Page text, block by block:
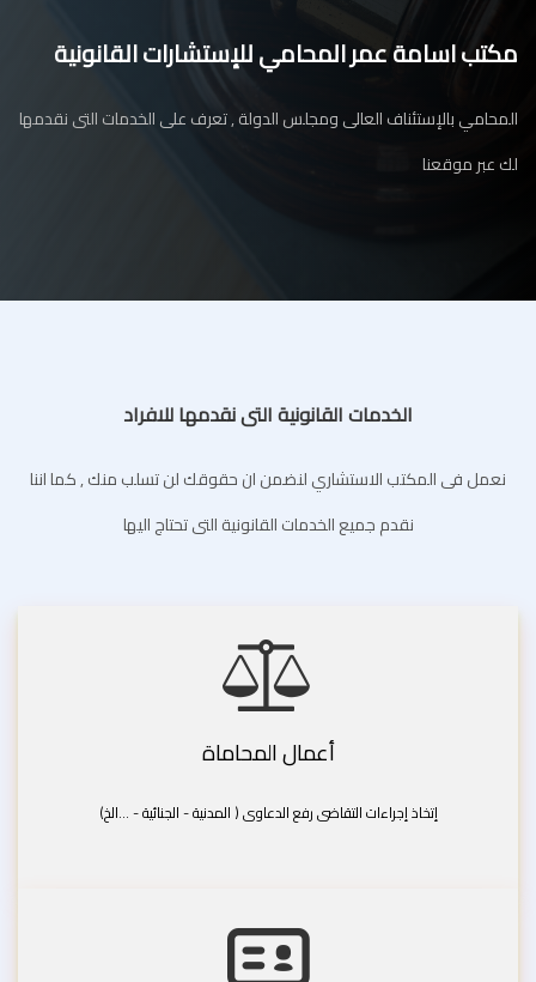
مكتب اسامة عمر المحامي للإستشارات القانونية
المحامي بالإستئناف العالى ومجلس الدولة , تعرف على الخدمات التى نقدمها
لك عبر موقعنا
الخدمات القانونية التى نقدمها للافراد
نعمل فى المكتب الاستشاري لنضمن ان حقوقك لن تسلب منك , كما اننا
نقدم جميع الخدمات القانونية التى تحتاج اليها
أعمال المحاماة
إتخاذ إجراءات التقاضى رفع الدعاوى ( المدنية - الجنائية - ...الخ)